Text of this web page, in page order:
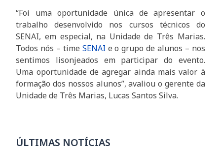
“Foi uma oportunidade única de apresentar o
trabalho desenvolvido nos cursos técnicos do
SENAI, em especial, na Unidade de Três Marias.
Todos nós – time SENAI e o grupo de alunos – nos
sentimos lisonjeados em participar do evento.
Uma oportunidade de agregar ainda mais valor à
formação dos nossos alunos”, avaliou o gerente da
Unidade de Três Marias, Lucas Santos Silva.
ÚLTIMAS NOTÍCIAS